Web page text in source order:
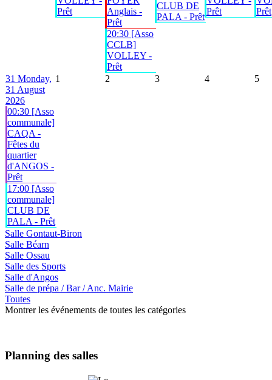
Prêt
Anglais -
Prêt
20:30 [Asso
CCLB]
VOLLEY -
Prêt
CLUB DE
PALA - Prêt
Prêt
Prêt
31 Monday,
31 August
2026
00:30 [Asso
communale]
CAQA -
Fêtes du
quartier
d'ANGOS -
Prêt
17:00 [Asso
communale]
CLUB DE
PALA - Prêt
1 2 3 4 5
Salle Gontaut-Biron
Salle Béarn
Salle Ossau
Salle des Sports
Salle d'Angos
Salle de prépa / Bar / Anc. Mairie
Toutes
Montrer les événements de toutes les catégories
Planning des salles